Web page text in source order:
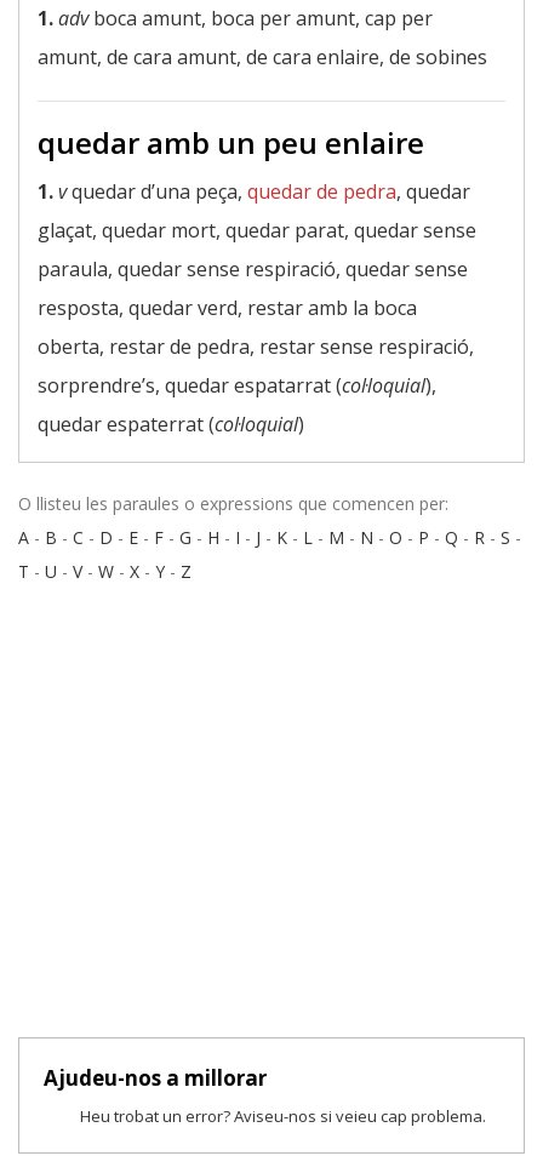
1.advboca amunt, boca per amunt, cap per
amunt, de cara amunt, de cara enlaire, de sobines
quedar amb un peu enlaire
1.vquedar d’una peça, quedar de pedra, quedar
glaçat, quedar mort, quedar parat, quedar sense
paraula, quedar sense respiració, quedar sense
resposta, quedar verd, restar amb la boca
oberta, restar de pedra, restar sense respiració,
sorprendre’s, quedar espatarrat (col·loquial),
quedar espaterrat (col·loquial)
O llisteu les paraules o expressions que comencen per:
A - B - C - D - E - F - G - H - I - J - K - L - M - N - O - P - Q - R - S -
T - U - V- W - X - Y - Z
Ajudeu-nos a millorar
Heu trobat un error? Aviseu-nos si veieu cap problema.